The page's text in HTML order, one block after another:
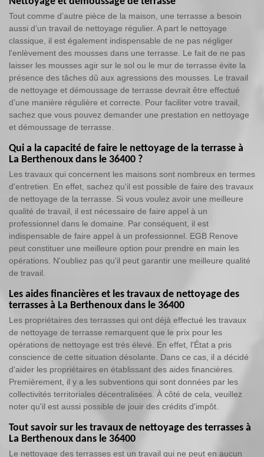
Tout comme d’autre pièce de la maison, une terrasse a besoin
aussi d’un travail de nettoyage régulier. A part le nettoyage
classique, il est également indispensable de ne pas négliger
l’enlèvement des mousses dans une terrasse. Le fait de ne pas
laisser les mousses agir sur le sol ou le mur de terrasse évite la
présence des tâches dû aux agressions des mousses. Le travail
de nettoyage et démoussage de terrasse devrait être effectué
d’une manière régulière et correcte. Pour faciliter votre travail,
sachez que vous pouvez demander une prestation en nettoyage
et démoussage de terrasse.
Qui a la capacité de faire le nettoyage de la terrasse à
La Berthenoux dans le 36400 ?
Les travaux qui concernent les maisons sont nombreux en termes
d'entretien. En effet, sachez qu'il est possible de faire des travaux
de nettoyage de la terrasse. Si vous voulez avoir une meilleure
qualité de travail, il est nécessaire de faire appel à un
professionnel dans le domaine. Par conséquent, il est
indispensable de faire appel à un professionnel. EGB Renove
peut constituer une meilleure option pour prendre en main les
opérations. N'oubliez pas qu'il peut garantir une meilleure qualité
de travail.
Les aides financières et les travaux de nettoyage des
terrasses à La Berthenoux dans le 36400
Les propriétaires des terrasses qui ont déjà effectué les travaux
de nettoyage de terrasse remarquent que le prix pour les
opérations de nettoyage est très élevé. En effet, l'État a pris
conscience de cette situation désolante. Dans ce cas, il a décidé
d'aider les propriétaires en établissant des aides financières.
Premièrement, il y a les subventions qui sont données par les
collectivités territoriales décentralisées. À côté de cela, veuillez
noter qu'il est aussi possible de jouir des crédits d'impôt.
Tout savoir sur les travaux de nettoyage des terrasses à
La Berthenoux dans le 36400
Le nettoyage des terrasses est un travail qui ne peut en aucun